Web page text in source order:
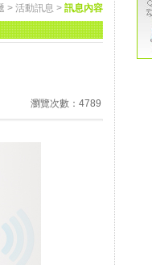
> 活動訊息 > 訊息內容
瀏覽次數：4789